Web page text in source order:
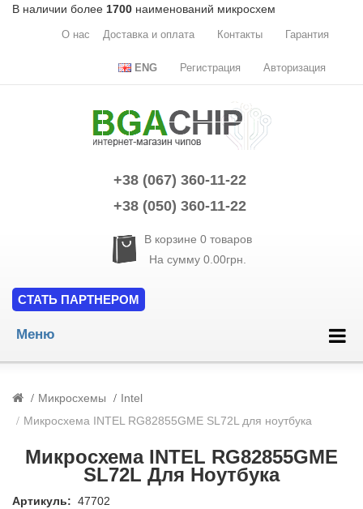
В наличии более 1700 наименований микросхем
О нас Доставка и оплата Контакты Гарантия
ENG Регистрация Авторизация
+38 (067) 360-11-22
+38 (050) 360-11-22
В корзине 0товаров
На сумму 0.00грн.
СТАТЬ ПАРТНЕРОМ
Меню
Микросхемы
Intel
Микросхема INTEL RG82855GME SL72L для ноутбука
Микросхема INTEL RG82855GME
SL72L Для Ноутбука
Артикуль: 47702